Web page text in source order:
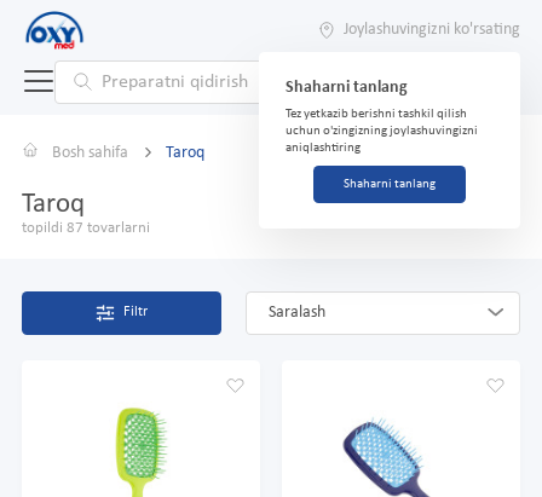
Joylashuvingizni ko'rsating
Shaharni tanlang
Tez yetkazib berishni tashkil qilish
uchun o'zingizning joylashuvingizni
aniqlashtiring
Shaharni tanlang
Bosh sahifa Taroq
Taroq
topildi 87 tovarlarni
Filtr Saralash